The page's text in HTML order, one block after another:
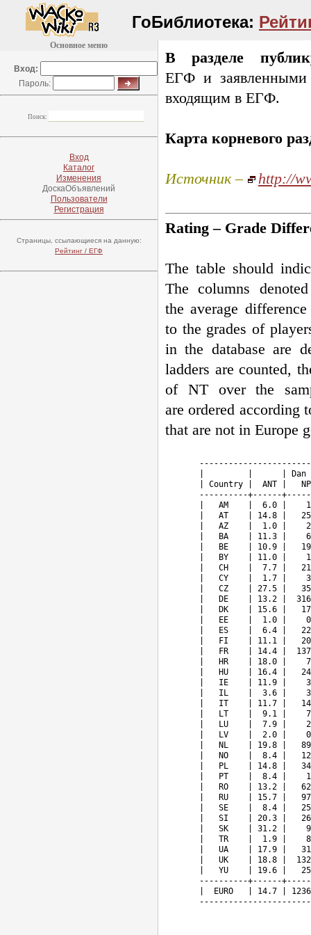
ГоБиблиотека:
Основное меню
Вход:
Пароль:
Поиск:
Вход
Каталог
Изменения
ДоскаОбъявлений
Пользователи
Регистрация
Страницы, ссылающиеся на данную:
Рейтинг / ЕГФ
В разделе
ЕГФ и заявленными
входящим в ЕГФ.
Карта корневого
Источник – http://
Rating – Grade
The table should
The columns
the average
to the grades of
in the database are
ladders are counted,
of NT over the
are ordered according
that are not in Europe
|         |      | Dan
| Country |  ANT |
----------+------
|   AM    |  6.0 |
|   AT    | 14.8 |
|   AZ    |  1.0 |
|   BA    | 11.3 |
|   BE    | 10.9 |
|   BY    | 11.0 |
|   CH    |  7.7 |
|   CY    |  1.7 |
|   CZ    | 27.5 |
|   DE    | 13.2 |
|   DK    | 15.6 |
|   EE    |  1.0 |
|   ES    |  6.4 |
|   FI    | 11.1 |
|   FR    | 14.4 |
|   HR    | 18.0 |
|   HU    | 16.4 |
|   IE    | 11.9 |
|   IL    |  3.6 |
|   IT    | 11.7 |
|   LT    |  9.1 |
|   LU    |  7.9 |
|   LV    |  2.0 |
|   NL    | 19.8 |
|   NO    |  8.4 |
|   PL    | 14.8 |
|   PT    |  8.4 |
|   RO    | 13.2 |
|   RU    | 15.7 |
|   SE    |  8.4 |
|   SI    | 20.3 |
|   SK    | 31.2 |
|   TR    |  1.9 |
|   UA    | 17.9 |
|   UK    | 18.8 |
|   YU    | 19.6 |
----------+------
|  EURO   | 14.7 |